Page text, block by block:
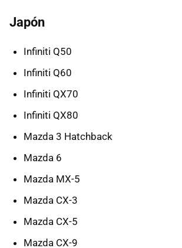
Japón
Infiniti Q50
Infiniti Q60
Infiniti QX70
Infiniti QX80
Mazda 3 Hatchback
Mazda 6
Mazda MX-5
Mazda CX-3
Mazda CX-5
Mazda CX-9